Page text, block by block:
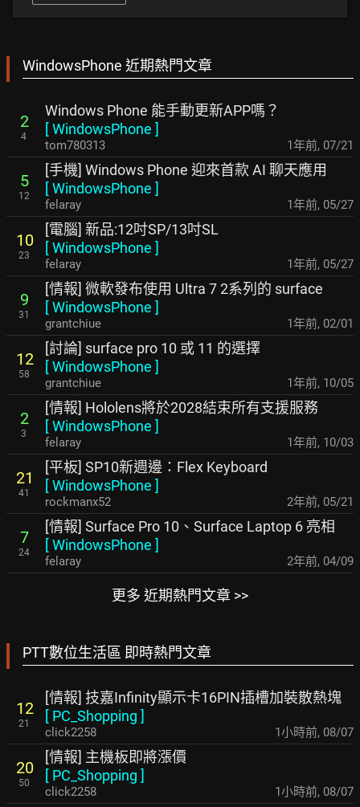
WindowsPhone 近期熱門文章
2
4
Windows Phone 能手動更新APP嗎？
[WindowsPhone ]
tom780313 1年前, 07/21
5
12
[手機] Windows Phone 迎來首款 AI 聊天應用
[WindowsPhone ]
felaray 1年前, 05/27
10
23
[電腦] 新品:12吋SP/13吋SL
[WindowsPhone ]
felaray 1年前, 05/27
9
31
[情報] 微軟發布使用 Ultra 7 2系列的 surface
[WindowsPhone ]
grantchiue 1年前, 02/01
12
58
[討論] surface pro 10 或 11 的選擇
[WindowsPhone ]
grantchiue 1年前, 10/05
2
3
[情報] Hololens將於2028結束所有支援服務
[WindowsPhone ]
felaray 1年前, 10/03
21
41
[平板] SP10新週邊：Flex Keyboard
[WindowsPhone ]
rockmanx52 2年前, 05/21
7
24
[情報] Surface Pro 10、Surface Laptop 6 亮相
[WindowsPhone ]
felaray 2年前, 04/09
更多 近期熱門文章 >>
PTT數位生活區 即時熱門文章
12
21
[情報] 技嘉Infinity顯示卡16PIN插槽加裝散熱塊
[ PC_Shopping ]
click2258 1小時前, 08/07
20
50
[情報] 主機板即將漲價
[ PC_Shopping ]
click2258 1小時前, 08/07